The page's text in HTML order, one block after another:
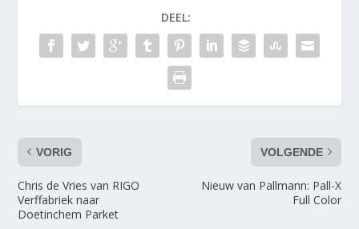
DEEL:
VORIG
Chris de Vries van RIGO
Verffabriek naar
Doetinchem Parket
VOLGENDE
Nieuw van Pallmann: Pall-X
Full Color